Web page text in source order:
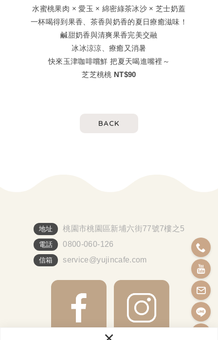
水蜜桃果肉 × 愛玉 × 綿密綠茶冰沙 × 芝士奶蓋
一杯喝得到果香、茶香與奶香的夏日療癒滋味！
鹹甜奶香與清爽果香完美交融
冰冰涼涼、療癒又消暑
快來玉津咖啡嚐鮮 把夏天喝進嘴裡～
芝芝桃桃 NT$90
BACK
地址 桃園市桃園區新埔六街77號7樓之5
電話 0800-060-126
信箱 service@yujincafe.com